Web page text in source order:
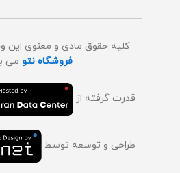
کلیه حقوق مادی و معنوی این
فروشگاه نتو می
قدرت گرفته از
طراحی و توسعه توسط